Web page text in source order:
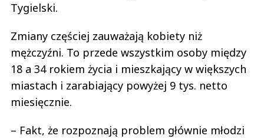
Tygielski.
Zmiany częściej zauważają kobiety niż
mężczyźni. To przede wszystkim osoby między
18 a 34 rokiem życia i mieszkający w większych
miastach i zarabiający powyżej 9 tys. netto
miesięcznie.
– Fakt, że rozpoznają problem głównie młodzi